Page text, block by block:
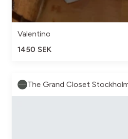
Valentino
1450 SEK
The Grand Closet